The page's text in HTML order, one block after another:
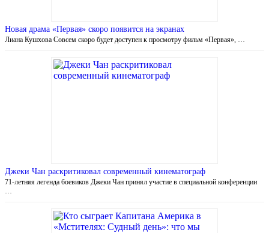
Новая драма «Первая» скоро появится на экранах
Лиана Кушхова Совсем скоро будет доступен к просмотру фильм «Первая», …
Джеки Чан раскритиковал современный кинематограф
71-летняя легенда боевиков Джеки Чан принял участие в специальной конференции